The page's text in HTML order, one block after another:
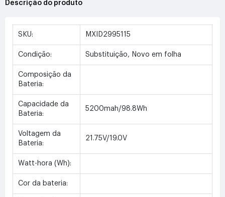
Descrição do produto
SKU: MXID2995115
Condição: Substituição, Novo em folha
Composição da
Bateria:
Capacidade da
Bateria:
5200mah/98.8Wh
Voltagem da
Bateria:
21.75V/19.0V
Watt-hora (Wh):
Cor da bateria: